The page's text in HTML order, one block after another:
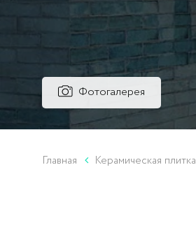
Фотогалерея
Главная Керамическая плитка